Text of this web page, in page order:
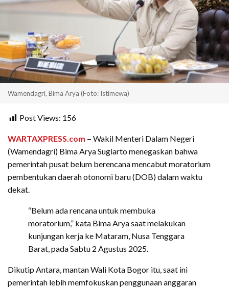
Wamendagri, Bima Arya (Foto: Istimewa)
Post Views: 156
WARTAXPRESS.com – Wakil Menteri Dalam Negeri
(Wamendagri) Bima Arya Sugiarto menegaskan bahwa
pemerintah pusat belum berencana mencabut moratorium
pembentukan daerah otonomi baru (DOB) dalam waktu
dekat.
“Belum ada rencana untuk membuka
moratorium,” kata Bima Arya saat melakukan
kunjungan kerja ke Mataram, Nusa Tenggara
Barat, pada Sabtu 2 Agustus 2025.
Dikutip Antara, mantan Wali Kota Bogor itu, saat ini
pemerintah lebih memfokuskan penggunaan anggaran